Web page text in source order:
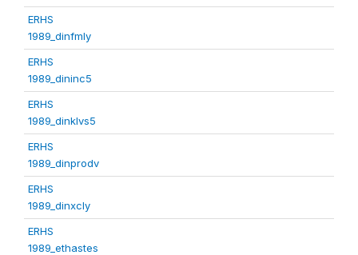
ERHS
1989_dinfmly
ERHS
1989_dininc5
ERHS
1989_dinklvs5
ERHS
1989_dinprodv
ERHS
1989_dinxcly
ERHS
1989_ethastes